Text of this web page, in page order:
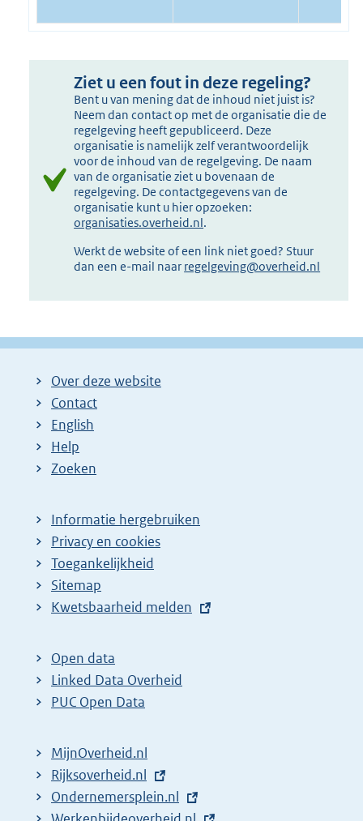
Ziet u een fout in deze regeling?
Bent u van mening dat de inhoud niet juist is?
Neem dan contact op met de organisatie die de
regelgeving heeft gepubliceerd. Deze
organisatie is namelijk zelf verantwoordelijk
voor de inhoud van de regelgeving. De naam
van de organisatie ziet u bovenaan de
regelgeving. De contactgegevens van de
organisatie kunt u hier opzoeken:
organisaties.overheid.nl.
Werkt de website of een link niet goed? Stuur
dan een e-mail naar regelgeving@overheid.nl
Over deze website
Contact
English
Help
Zoeken
Informatie hergebruiken
Privacy en cookies
Toegankelijkheid
Sitemap
E
t
e
r
l
i
n
Kwetsbaarheid melden
Open data
Linked Data Overheid
PUC Open Data
MijnOverheid.nl
E
x
Rijksoverheid.nl
E
Ondernemersplein.nl